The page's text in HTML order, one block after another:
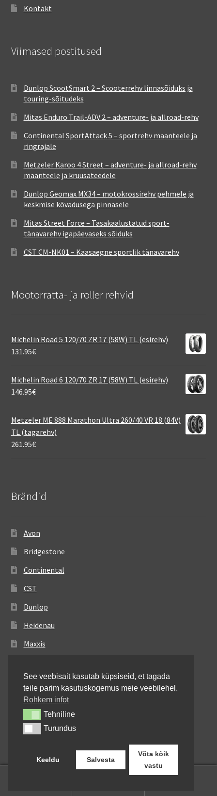
Kontakt
Viimased postitused
Dunlop ScootSmart 2 – Scooterrehv linnasõiduks ja
touring-sõitudeks
Mitas Enduro Trail-ADV 2 – adventure- ja allroad-rehv
Continental SportAttack 5 – sportrehv maanteele ja
ringrajale
Metzeler Karoo 4 Street – adventure- ja allroad-rehv
maanteele ja kruusateedele
Dunlop Geomax MX34 – motokrossirehv pehmele ja
keskmise kõvadusega pinnasele
Mitas Street Force – Tasakaalustatud sport-
tänavarehv igapäevaseks sõiduks
CST CM-NK01 – Kaasaegne sportlik tänavarehv
Mootorratta- ja roller rehvid
Michelin Road 5 120/70 ZR 17 (58W) TL (esirehv)
131.95€
Michelin Road 6 120/70 ZR 17 (58W) TL (esirehv)
146.95€
Metzeler ME 888 Marathon Ultra 260/40 VR 18 (84V)
TL (tagarehv)
261.95€
Brändid
Avon
Bridgestone
Continental
CST
Dunlop
Heidenau
Maxxis
Michelin
Mitas
Pirelli
Shinko
See veebisait kasutab küpsiseid, et tagada
teile parim kasutuskogemus meie veebilehel.
Rohkem infot
TehnilineTehniline
TurundusTurundus
Keeldu Salvesta
Võta kõik
vastu